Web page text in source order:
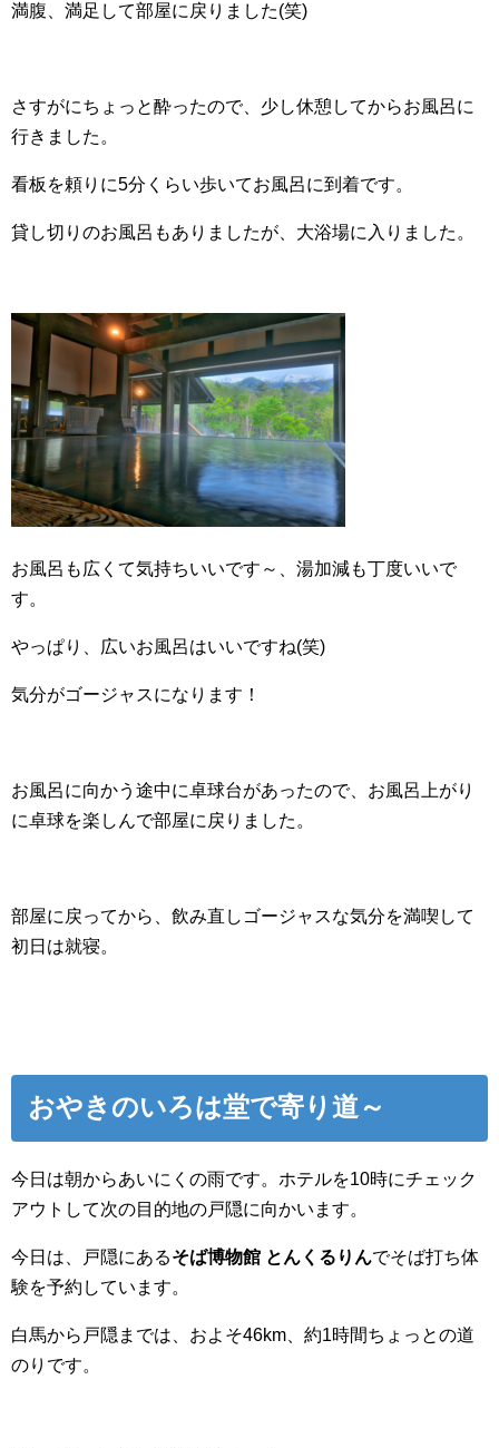
満腹、満足して部屋に戻りました(笑)
さすがにちょっと酔ったので、少し休憩してからお風呂に
行きました。
看板を頼りに5分くらい歩いてお風呂に到着です。
貸し切りのお風呂もありましたが、大浴場に入りました。
お風呂も広くて気持ちいいです～、湯加減も丁度いいで
す。
やっぱり、広いお風呂はいいですね(笑)
気分がゴージャスになります！
お風呂に向かう途中に卓球台があったので、お風呂上がり
に卓球を楽しんで部屋に戻りました。
部屋に戻ってから、飲み直しゴージャスな気分を満喫して
初日は就寝。
おやきのいろは堂で寄り道～
今日は朝からあいにくの雨です。ホテルを10時にチェック
アウトして次の目的地の戸隠に向かいます。
今日は、戸隠にあるそば博物館 とんくるりんでそば打ち体
験を予約しています。
白馬から戸隠までは、およそ46km、約1時間ちょっとの道
のりです。